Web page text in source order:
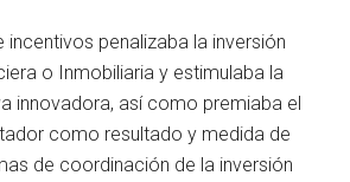
incentivos penalizaba la inversión
o Inmobiliaria y estimulaba la
innovadora, así como premiaba el
como resultado y medida de
de coordinación de la inversión